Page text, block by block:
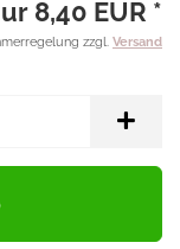
8,40 EUR *
zzgl. Versand